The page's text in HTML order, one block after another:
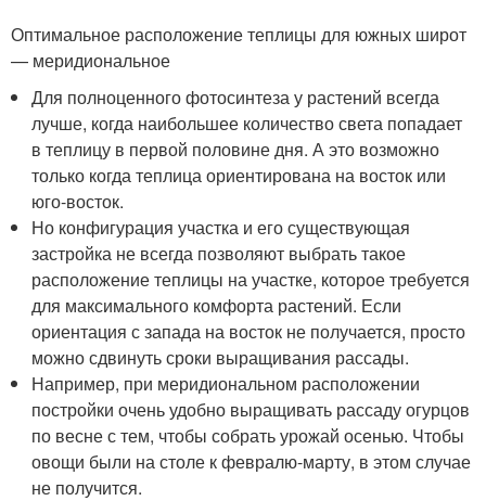
Оптимальное расположение теплицы для южных широт
— меридиональное
Для полноценного фотосинтеза у растений всегда
лучше, когда наибольшее количество света попадает
в теплицу в первой половине дня. А это возможно
только когда теплица ориентирована на восток или
юго-восток.
Но конфигурация участка и его существующая
застройка не всегда позволяют выбрать такое
расположение теплицы на участке, которое требуется
для максимального комфорта растений. Если
ориентация с запада на восток не получается, просто
можно сдвинуть сроки выращивания рассады.
Например, при меридиональном расположении
постройки очень удобно выращивать рассаду огурцов
по весне с тем, чтобы собрать урожай осенью. Чтобы
овощи были на столе к февралю-марту, в этом случае
не получится.